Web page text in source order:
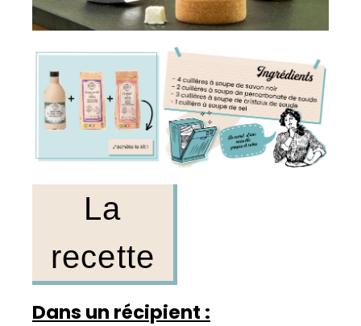
La
recette
Dans un récipient :